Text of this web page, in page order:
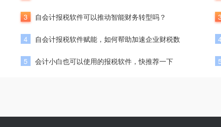
3 自会计报税软件可以推动智能财务转型吗？
4 自会计报税软件赋能，如何帮助加速企业财税数
5 会计小白也可以使用的报税软件，快推荐一下